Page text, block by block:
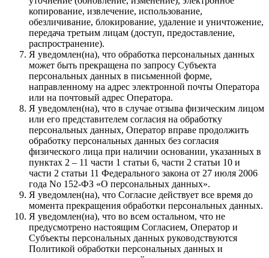
копирование, извлечение, использование,
обезличивание, блокирование, удаление и уничтожение,
передача третьим лицам (доступ, предоставление,
распространение).
Я уведомлен(на), что обработка персональных данных
может быть прекращена по запросу Субъекта
персональных данных в письменной форме,
направленному на адрес электронной почты Оператора
или на почтовый адрес Оператора.
Я уведомлен(на), что в случае отзыва физическим лицом
или его представителем согласия на обработку
персональных данных, Оператор вправе продолжить
обработку персональных данных без согласия
физического лица при наличии основании, указанных в
пунктах 2 – 11 части 1 статьи 6, части 2 статьи 10 и
части 2 статьи 11 Федерального закона от 27 июля 2006
года No 152-ФЗ «О персональных данных».
Я уведомлен(на), что Согласие действует все время до
момента прекращения обработки персональных данных.
Я уведомлен(на), что во всем остальном, что не
предусмотрено настоящим Согласием, Оператор и
Субъекты персональных данных руководствуются
Политикой обработки персональных данных и